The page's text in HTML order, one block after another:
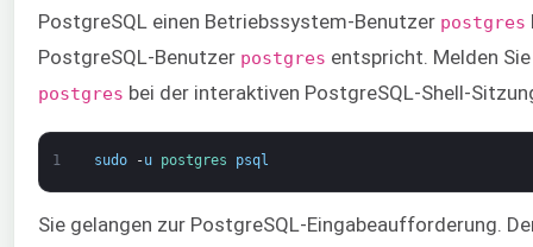
PostgreSQL einen Betriebssystem-Benutzer postgres
PostgreSQL-Benutzer postgres entspricht. Melden
postgres bei der interaktiven PostgreSQL-Shell-
1 sudo -u postgres psql
Sie gelangen zur PostgreSQL-Eingabeaufforderung.